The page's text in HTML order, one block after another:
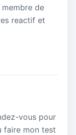
de
reactif et
vous pour
faire mon test